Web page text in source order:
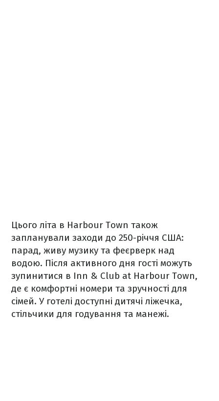
Цього літа в Harbour Town також
запланували заходи до 250-річчя США:
парад, живу музику та феєрверк над
водою. Після активного дня гості можуть
зупинитися в Inn & Club at Harbour Town,
де є комфортні номери та зручності для
сімей. У готелі доступні дитячі ліжечка,
стільчики для годування та манежі.